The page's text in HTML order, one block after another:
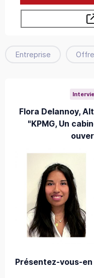
Entreprise
Flora Delannoy,
"KPMG, Un
Présentez-vous-